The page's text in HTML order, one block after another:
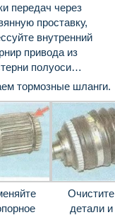
передач через
проставку,
внутренний
привода из
полуоси…
тормозные шланги.
Очистите
детали и